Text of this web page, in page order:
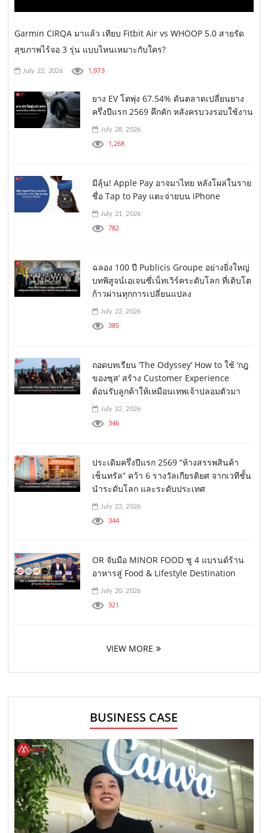
Garmin CIRQA มาแล้ว เทียบ Fitbit Air vs WHOOP 5.0 สายรัด
สุขภาพไร้จอ 3 รุ่น แบบไหนเหมาะกับใคร?
July 22, 2026 1,973
ยาง EV โตพุ่ง 67.54% ดันตลาดเปลี่ยนยาง
ครึ่งปีแรก 2569 คึกคัก หลังครบวงรอบใช้งาน
July 28, 2026
1,268
มีลุ้น! Apple Pay อาจมาไทย หลังโผล่ในราย
ชื่อ Tap to Pay แตะจ่ายบน iPhone
July 21, 2026
782
ฉลอง 100 ปี Publicis Groupe อย่างยิ่งใหญ่
บทพิสูจน์เอเจนซี่เน็ทเวิร์คระดับโลก ที่เติบโต
ก้าวผ่านทุกการเปลี่ยนแปลง
July 22, 2026
385
ถอดบทเรียน ‘The Odyssey’ How to ใช้ ‘กฎ
ของซุส’ สร้าง Customer Experience
ต้อนรับลูกค้าให้เหมือนเทพเจ้าปลอมตัวมา
July 22, 2026
346
ประเดิมครึ่งปีแรก 2569 “ห้างสรรพสินค้า
เซ็นทรัล” คว้า 6 รางวัลเกียรติยศ จากเวทีชั้น
นำระดับโลก และระดับประเทศ
July 23, 2026
344
OR จับมือ MINOR FOOD ชู 4 แบรนด์ร้าน
อาหารสู่ Food & Lifestyle Destination
July 20, 2026
321
VIEW MORE
BUSINESS CASE